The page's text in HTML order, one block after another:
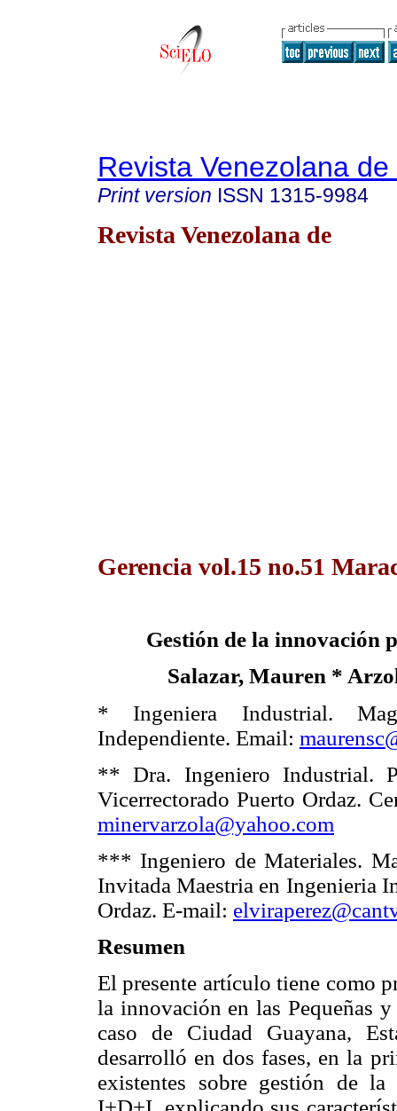
Revista Venezolana
Print version ISSN 1315-9984
Revista Venezolana de
Gerencia vol.15 no.51
Gestión de la innovación
Salazar, Mauren *
* Ingeniera Industrial.
Independiente. Email:
** Dra. Ingeniero Industrial.
Vicerrectorado Puerto Ordaz.
minervarzola@yahoo.com
*** Ingeniero de Materiales.
Invitada Maestria en Ingenieria
Ordaz. E-mail:
Resumen
El presente artículo tiene como
la innovación en las Pequeñas
caso de Ciudad Guayana,
desarrolló en dos fases, en la
existentes sobre gestión de